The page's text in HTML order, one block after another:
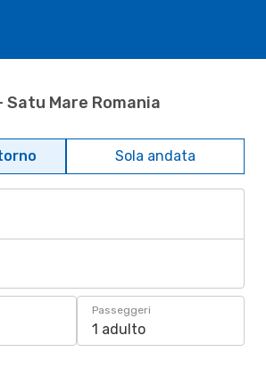
Mare Romania
Sola andata
Passeggeri
1 adulto